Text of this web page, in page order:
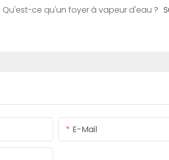
Qu'est-ce qu'un foyer à vapeur d'eau ?
E-Mail